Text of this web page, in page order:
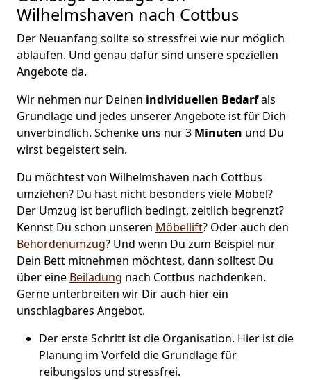
Wilhelmshaven nach Cottbus
Der Neuanfang sollte so stressfrei wie nur möglich
ablaufen. Und genau dafür sind unsere speziellen
Angebote da.
Wir nehmen nur Deinen individuellen Bedarfals
Grundlage und jedes unserer Angebote ist für Dich
unverbindlich. Schenke uns nur 3 Minuten und Du
wirst begeistert sein.
Du möchtest von Wilhelmshaven nach Cottbus
umziehen? Du hast nicht besonders viele Möbel?
Der Umzug ist beruflich bedingt, zeitlich begrenzt?
Kennst Du schon unseren Möbellift? Oder auch den
Behördenumzug? Und wenn Du zum Beispiel nur
Dein Bett mitnehmen möchtest, dann solltest Du
über eine Beiladung nach Cottbus nachdenken.
Gerne unterbreiten wir Dir auch hier ein
unschlagbares Angebot.
Der erste Schritt ist die Organisation. Hier ist die
Planung im Vorfeld die Grundlage für
reibungslos und stressfrei.